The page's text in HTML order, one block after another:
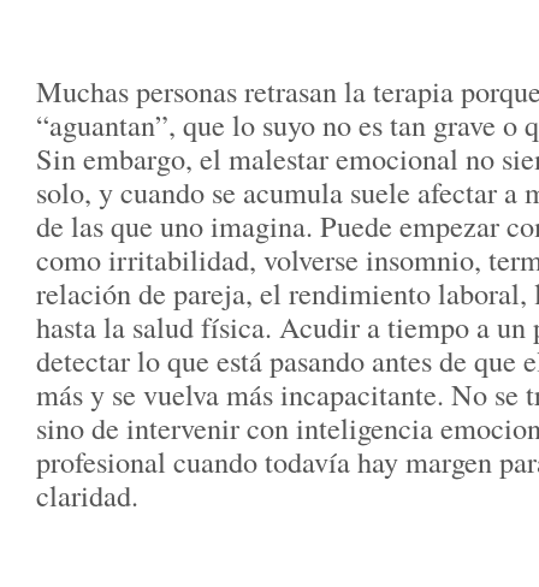
Muchas personas retrasan la terapia
“aguantan”, que lo suyo no es tan grave o
Sin embargo, el malestar emocional no
solo, y cuando se acumula suele afectar a
de las que uno imagina. Puede empezar
como irritabilidad, volverse insomnio,
relación de pareja, el rendimiento laboral,
hasta la salud física. Acudir a tiempo a
detectar lo que está pasando antes de que
más y se vuelva más incapacitante. No se
sino de intervenir con inteligencia
profesional cuando todavía hay margen
claridad.